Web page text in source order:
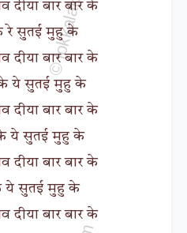
दीया बार बार के
रे सुतई मुहु के
दीया बार बार के
के ये सुतई मुहु के
दीया बार बार के
ये सुतई मुहु के
दीया बार बार के
ये सुतई मुहु के
दीया बार बार के